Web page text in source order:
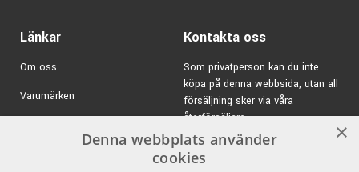
Länkar
Om oss
Varumärken
Kontakta oss
Som privatperson kan du inte
köpa på denna webbsida, utan all
försäljning sker via våra
återförsäljare.
E-post:info@emnordic.se
×
Denna webbplats använder
cookies